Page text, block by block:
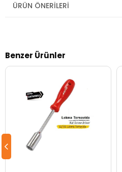
ÜRÜN ÖNERILERI
Benzer Ürünler